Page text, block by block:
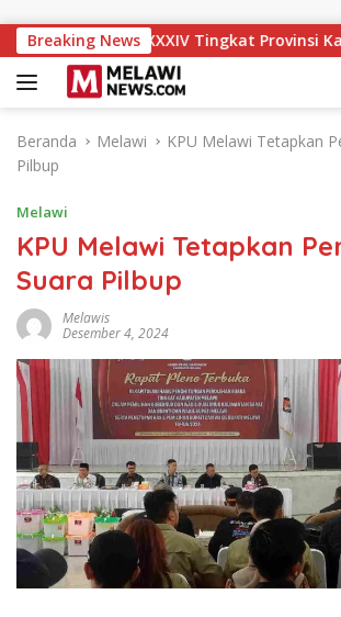
Breaking News
IX MTQ XXXIV Tingkat Provinsi Kalbar
Beranda Melawi
KPU Melawi Tetapkan
Pilbup
Melawi
KPU Melawi Tetapkan
Suara Pilbup
Melawis
Desember 4, 2024